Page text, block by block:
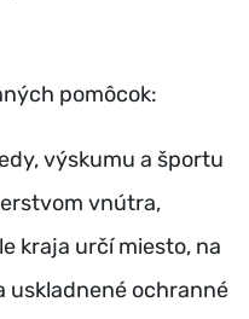
pomôcok:
výskumu a športu
vnútra,
kraja určí miesto, na
uskladnené ochranné